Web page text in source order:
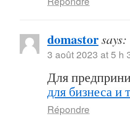
domastorsays:
3 août 2023 at 5 h
Для
для бизнеса
Répondre